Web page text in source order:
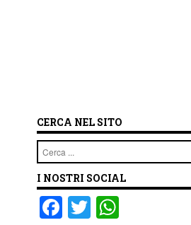
CERCA NEL SITO
Cerca
I NOSTRI SOCIAL
F T